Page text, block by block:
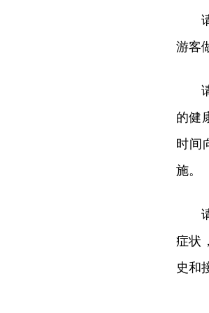
游客
的健
时间
施。
症状
史和